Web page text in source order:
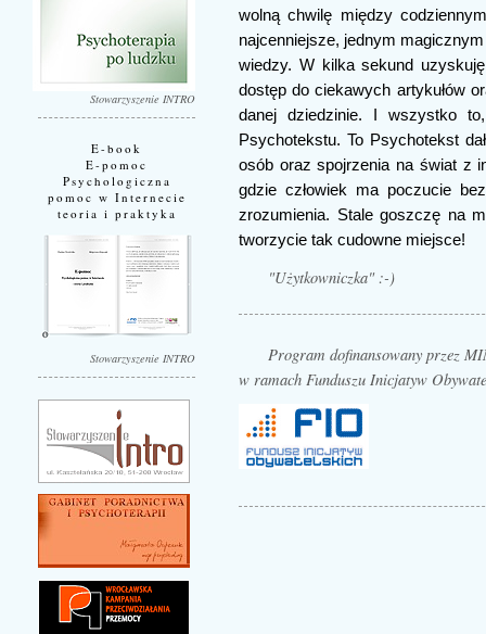
Stowarzyszenie INTRO
E-book
E-pomoc
Psychologiczna
pomoc w Internecie
teoria i praktyka
Stowarzyszenie INTRO
wolną chwilę między
najcenniejsze, jednym
wiedzy. W kilka sekund
dostęp do ciekawych artykułów
danej dziedzinie. I wszystko
Psychotekstu. To Psychotekst
osób oraz spojrzenia na świat z
gdzie człowiek ma poczucie
zrozumienia. Stale goszczę na
tworzycie tak cudowne miejsce!
"Użytkowniczka" :-)
Program dofinansowany przez
w ramach Funduszu Inicjatyw